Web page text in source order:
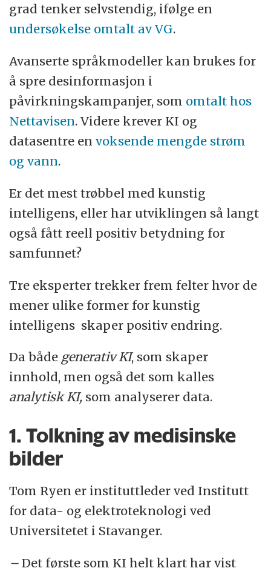
grad tenker selvstendig, ifølge en
undersøkelse omtalt av VG.
Avanserte språkmodeller kan brukes for
å spre desinformasjon i
påvirkningskampanjer, som omtalt hos
Nettavisen. Videre krever KI og
datasentre envoksende mengde strøm
og vann.
Er det mest trøbbel med kunstig
intelligens, eller har utviklingen så langt
også fått reell positiv betydning for
samfunnet?
Tre eksperter trekker frem felter hvor de
mener ulike former for kunstig
intelligens skaper positiv endring.
Da både generativ KI, som skaper
innhold, men også det som kalles
analytisk KI, som analyserer data.
1. Tolkning av medisinske
bilder
Tom Ryen er instituttleder ved Institutt
for data- og elektroteknologi ved
Universitetet i Stavanger.
– Det første som KI helt klart har vist